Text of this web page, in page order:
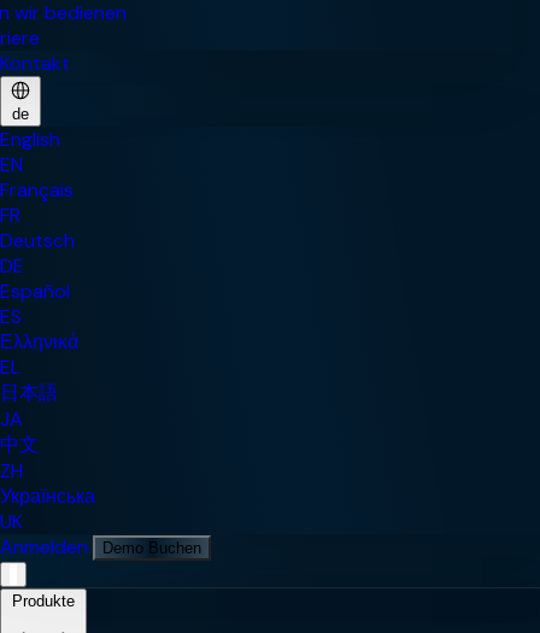
Kontakt
de
English
EN
Français
FR
Deutsch
DE
Español
ES
Ελληνικά
EL
日本語
JA
中文
ZH
Українська
UK
Anmelden
Demo Buchen
Mobile Navigationsmenü
Produkte